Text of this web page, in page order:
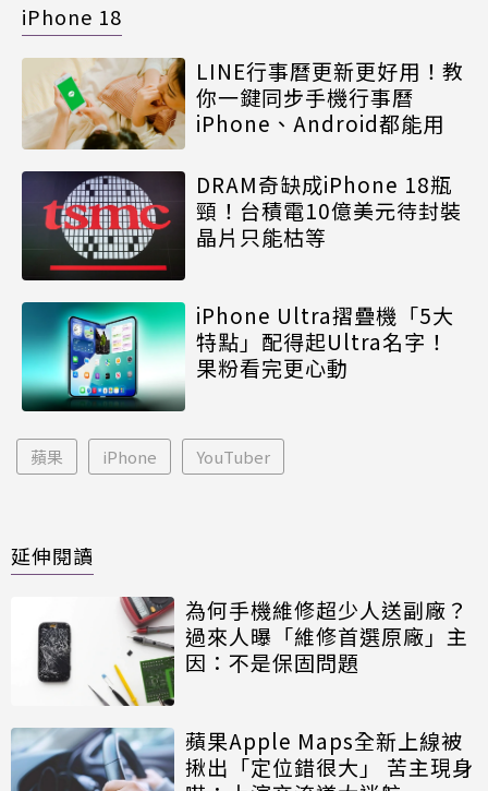
iPhone 18
LINE行事曆更新更好用！教
你一鍵同步手機行事曆
iPhone、Android都能用
DRAM奇缺成iPhone 18瓶
頸！台積電10億美元待封裝
晶片只能枯等
iPhone Ultra摺疊機「5大
特點」配得起Ultra名字！
果粉看完更心動
蘋果 iPhone YouTuber
延伸閱讀
為何手機維修超少人送副廠？
過來人曝「維修首選原廠」主
因：不是保固問題
蘋果Apple Maps全新上線被
揪出「定位錯很大」 苦主現身